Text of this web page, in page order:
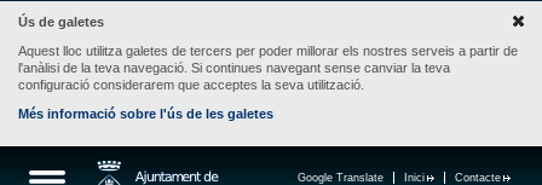
Ús de galetes
Aquest lloc utilitza galetes de tercers per poder millorar els nostres serveis a partir de
l'anàlisi de la teva navegació. Si continues navegant sense canviar la teva
configuració considerarem que acceptes la seva utilització.
Més informació sobre l'ús de les galetes
Contacte
Inici
Google Translate